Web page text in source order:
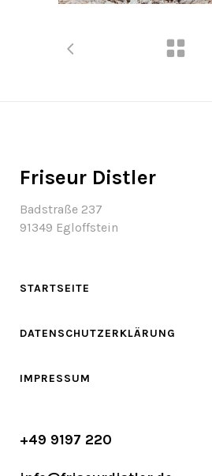
Friseur Distler
Badstraße 237
91349 Egloffstein
STARTSEITE
DATENSCHUTZERKLÄRUNG
IMPRESSUM
+49 9197 220